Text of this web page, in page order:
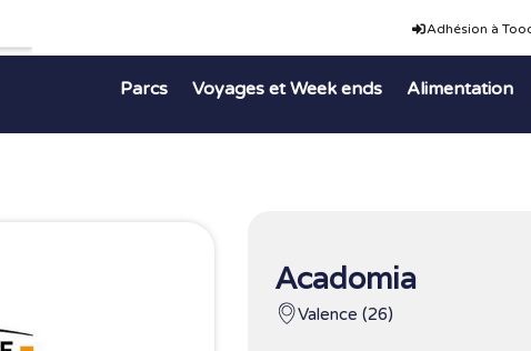
Adhésion à
Parcs Voyages et Week ends Alimentation
Acadomia
Valence (26)